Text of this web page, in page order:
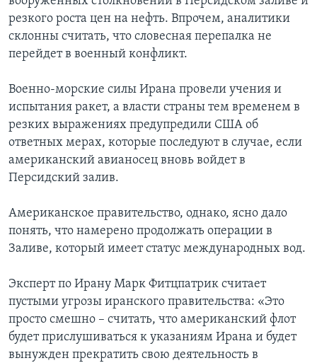
резкого роста цен на нефть. Впрочем, аналитики
склонны считать, что словесная перепалка не
перейдет в военный конфликт.
Военно-морские силы Ирана провели учения и
испытания ракет, а власти страны тем временем в
резких выражениях предупредили США об
ответных мерах, которые последуют в случае, если
американский авианосец вновь войдет в
Персидский залив.
Американское правительство, однако, ясно дало
понять, что намерено продолжать операции в
Заливе, который имеет статус международных вод.
Эксперт по Ирану Марк Фитцпатрик считает
пустыми угрозы иранского правительства: «Это
просто смешно – считать, что американский флот
будет прислушиваться к указаниям Ирана и будет
вынужден прекратить свою деятельность в